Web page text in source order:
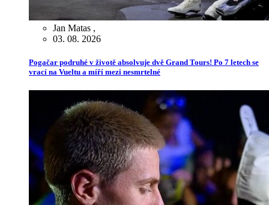
Jan Matas ,
03. 08. 2026
Pogačar podruhé v životě absolvuje dvě Grand Tours! Po 7 letech se
vrací na Vueltu a míří mezi nesmrtelné